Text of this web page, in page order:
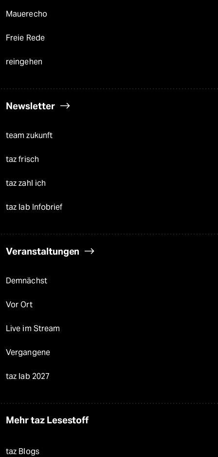
Mauerecho
Freie Rede
reingehen
Newsletter
team zukunft
taz frisch
taz zahl ich
taz lab Infobrief
Veranstaltungen
Demnächst
Vor Ort
Live im Stream
Vergangene
taz lab 2027
Mehr taz Lesestoff
taz Blogs